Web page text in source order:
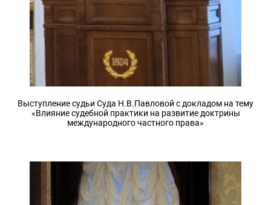
Выступление судьи Суда Н.В.Павловой с докладом на тему
«Влияние судебной практики на развитие доктрины
международного частного права»